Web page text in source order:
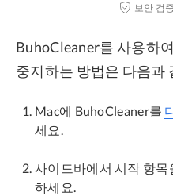
보안 검
BuhoCleaner를 사용하
중지하는 방법은 다음과
Mac에 BuhoCleaner를
세요.
사이드바에서 시작 항목
하세요.